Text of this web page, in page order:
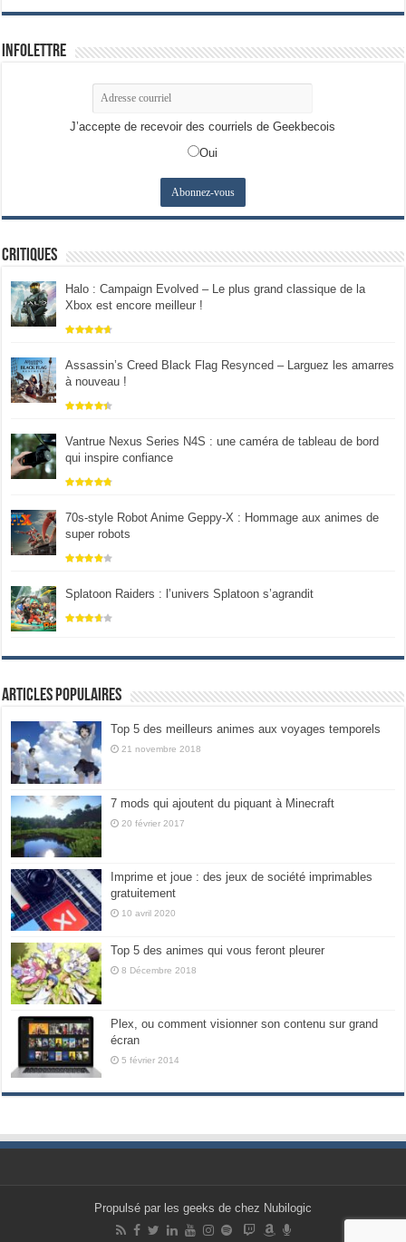
Infolettre
J’accepte de recevoir des courriels de Geekbecois
Oui
Critiques
Halo : Campaign Evolved – Le plus grand classique de la
Xbox est encore meilleur !
Assassin’s Creed Black Flag Resynced – Larguez les amarres
à nouveau !
Vantrue Nexus Series N4S : une caméra de tableau de bord
qui inspire confiance
70s-style Robot Anime Geppy-X : Hommage aux animes de
super robots
Splatoon Raiders : l’univers Splatoon s’agrandit
Articles populaires
Top 5 des meilleurs animes aux voyages temporels
21 novembre 2018
7 mods qui ajoutent du piquant à Minecraft
20 février 2017
Imprime et joue : des jeux de société imprimables
gratuitement
10 avril 2020
Top 5 des animes qui vous feront pleurer
8 Décembre 2018
Plex, ou comment visionner son contenu sur grand
écran
5 février 2014
Propulsé par les geeks de chez Nubilogic